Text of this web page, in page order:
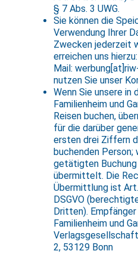
§ 7 Abs. 3 UWG.
Sie können die
Verwendung Ihrer
Zwecken jederzeit
erreichen uns
Mail:
nutzen Sie unser
Wenn Sie unsere
Familienheim und
Reisen buchen,
für die darüber
ersten drei Ziffern
buchenden
getätigten
übermittelt. Die
Übermittlung ist
DSGVO
Dritten).
Familienheim und
2, 53129 Bonn